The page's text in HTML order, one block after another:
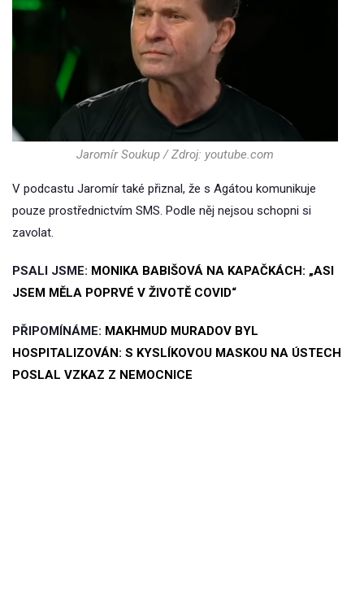
Jaromír Soukup / Zdroj: youtube.com
V podcastu Jaromír také přiznal, že s Agátou komunikuje
pouze prostřednictvím SMS. Podle něj nejsou schopni si
zavolat.
PSALI JSME: MONIKA BABIŠOVÁ NA KAPAČKÁCH: „ASI
JSEM MĚLA POPRVÉ V ŽIVOTĚ COVID“
PŘIPOMÍNÁME: MAKHMUD MURADOV BYL
HOSPITALIZOVÁN: S KYSLÍKOVOU MASKOU NA ÚSTECH
POSLAL VZKAZ Z NEMOCNICE